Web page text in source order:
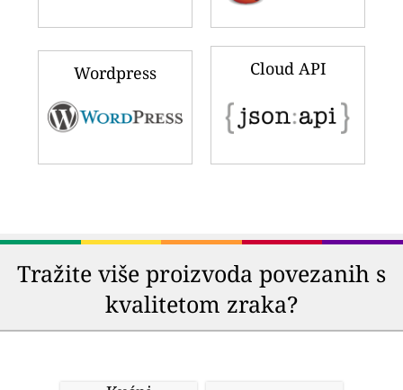
Wordpress Cloud API
Tražite više proizvoda povezanih s
kvalitetom zraka?